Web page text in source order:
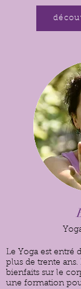
Le Yoga est entré
plus de trente ans.
bienfaits sur le
une formation